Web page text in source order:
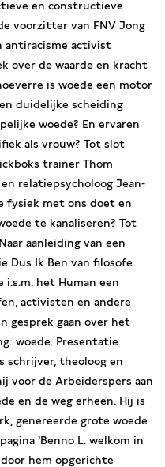
en constructieve
voorzitter van FNV Jong
antiracisme activist
over de waarde en kracht
is woede een motor
duidelijke scheiding
woede? En ervaren
als vrouw? Tot slot
trainer Thom
relatiepsycholoog Jean-
fysiek met ons doet en
te kanaliseren? Tot
aanleiding van een
Dus Ik Ben van filosofe
i.s.m. het Human een
activisten en andere
gesprek gaan over het
woede. Presentatie
schrijver, theoloog en
voor de Arbeiderspers aan
en de weg erheen. Hij is
genereerde grote woede
'Benno L. welkom in
hem opgerichte